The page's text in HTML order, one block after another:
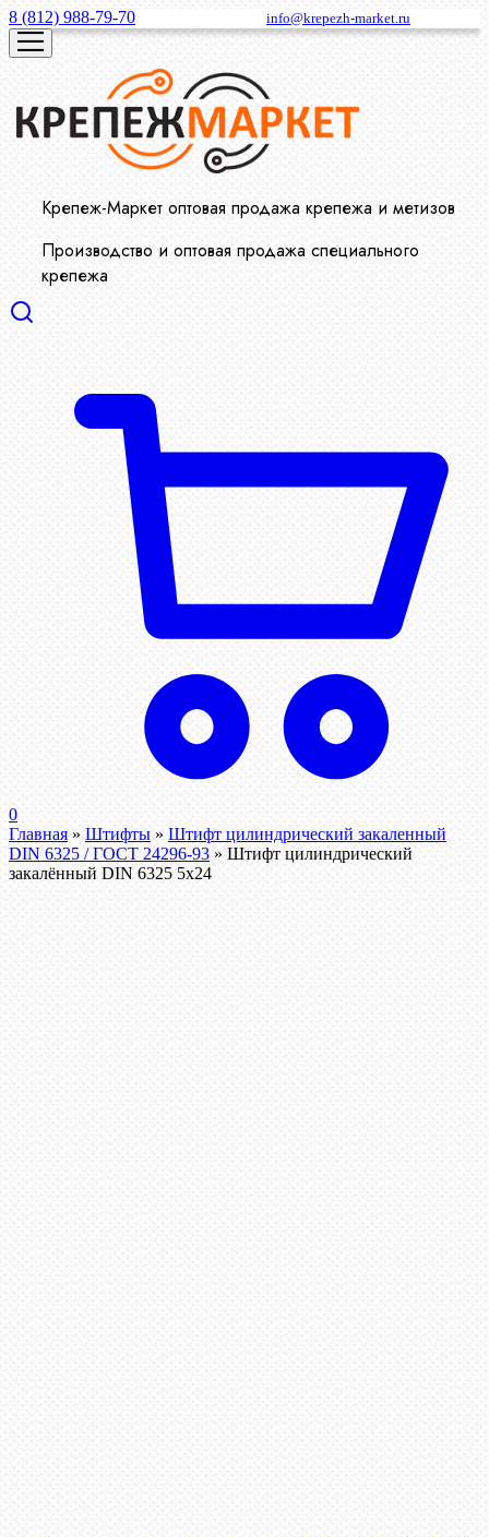
8 (812) 988-79-70 info@krepezh-market.ru
Крепеж-Маркет оптовая продажа крепежа и метизов
Производство и оптовая продажа специального
крепежа
0
Главная » Штифты » Штифт цилиндрический закаленный
DIN 6325 / ГОСТ 24296-93 » Штифт цилиндрический
закалённый DIN 6325 5х24